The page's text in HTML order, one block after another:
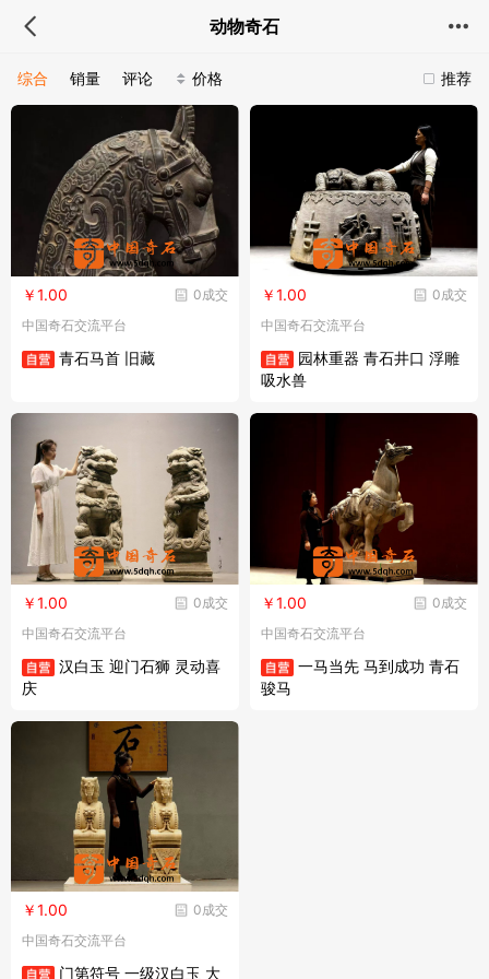
动物奇石
推荐
综合 销量 评论 价格
0成交
￥1.00
中国奇石交流平台
青石马首 旧藏
0成交
￥1.00
中国奇石交流平台
园林重器 青石井口 浮雕
吸水兽
0成交
￥1.00
中国奇石交流平台
汉白玉 迎门石狮 灵动喜
庆
0成交
￥1.00
中国奇石交流平台
一马当先 马到成功 青石
骏马
0成交
￥1.00
中国奇石交流平台
门第符号 一级汉白玉 大